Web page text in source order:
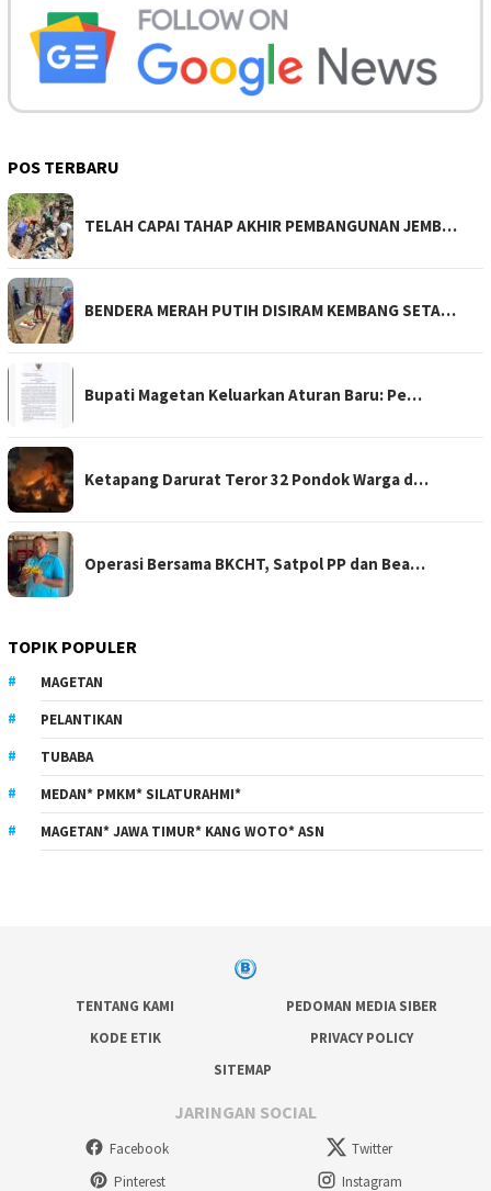
POS TERBARU
TELAH CAPAI TAHAP AKHIR PEMBANGUNAN JEMB…
BENDERA MERAH PUTIH DISIRAM KEMBANG SETA…
Bupati Magetan Keluarkan Aturan Baru: Pe…
Ketapang Darurat Teror 32 Pondok Warga d…
Operasi Bersama BKCHT, Satpol PP dan Bea…
TOPIK POPULER
MAGETAN
PELANTIKAN
TUBABA
MEDAN* PMKM* SILATURAHMI*
MAGETAN* JAWA TIMUR* KANG WOTO* ASN
TENTANG KAMI
PEDOMAN MEDIA SIBER
KODE ETIK
PRIVACY POLICY
SITEMAP
JARINGAN SOCIAL
Facebook
Twitter
Pinterest
Instagram